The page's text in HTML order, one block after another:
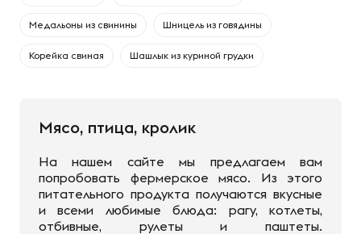
Медальоны из свинины Шницель из говядины
Корейка свиная Шашлык из куриной грудки
Мясо, птица, кролик
На нашем сайте мы предлагаем вам
попробовать фермерское мясо. Из этого
питательного продукта получаются вкусные
и всеми любимые блюда: рагу, котлеты,
отбивные, рулеты и паштеты.